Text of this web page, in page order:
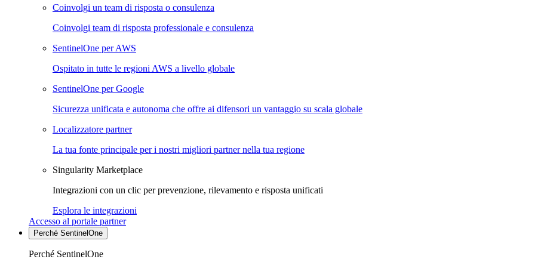
Coinvolgi un team di risposta o consulenza
Coinvolgi team di risposta professionale e consulenza
SentinelOne per AWS
Ospitato in tutte le regioni AWS a livello globale
SentinelOne per Google
Sicurezza unificata e autonoma che offre ai difensori un vantaggio su scala globale
Localizzatore partner
La tua fonte principale per i nostri migliori partner nella tua regione
Singularity Marketplace
Integrazioni con un clic per prevenzione, rilevamento e risposta unificati
Esplora le integrazioni
Accesso al portale partner
Perché SentinelOne
Perché SentinelOne